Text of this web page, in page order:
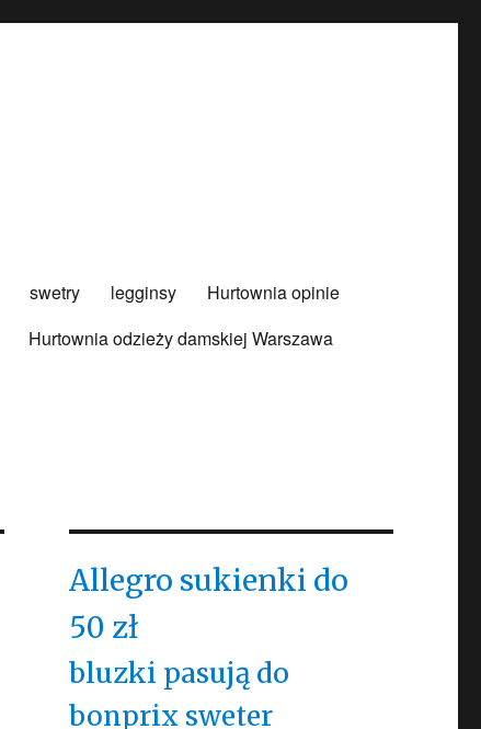
swetry legginsy
Hurtownia opinie
Hurtownia odzieży damskiej Warszawa
Allegro sukienki do
50 zł
bluzki pasują do
bonprix sweter